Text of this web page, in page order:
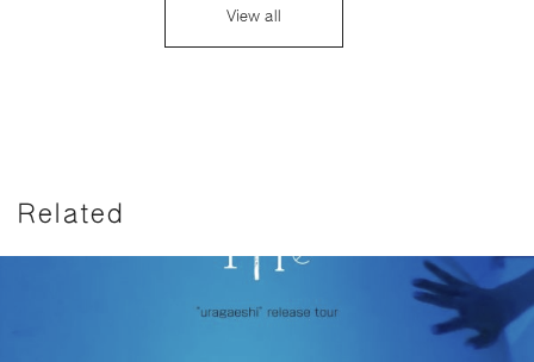
View all
Related